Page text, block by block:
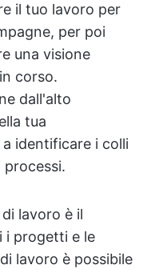
il tuo lavoro per
per poi
una visione
corso.
dall'alto
tua
identificare i colli
processi.
lavoro è il
i progetti e le
lavoro è possibile